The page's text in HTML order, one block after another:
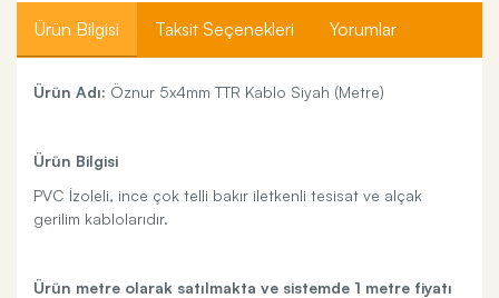
Ürün Bilgisi Taksit Seçenekleri Yorumlar
Ürün Adı: Öznur 5x4mm TTR Kablo Siyah (Metre)
Ürün Bilgisi
PVC İzoleli, ince çok telli bakır iletkenli tesisat ve alçak
gerilim kablolarıdır.
Ürün metre olarak satılmakta ve sistemde 1 metre fiyatı